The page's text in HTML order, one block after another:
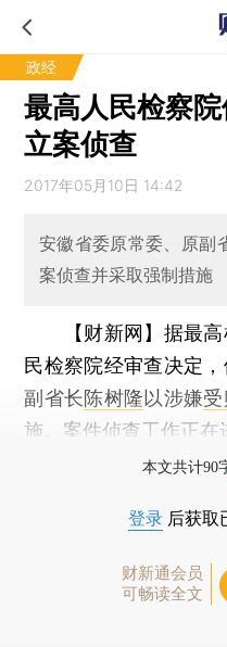
政经
最高人民检察
立案侦查
2017年05月10日 14:42
安徽省委原常委、原副
案侦查并采取强制措施
【财新网】 据最
民检察院经审查决定
副省长陈树隆以涉嫌
施。案件侦查工作正在
本文共计90
登录 后获取
财新通会员
可畅读全文